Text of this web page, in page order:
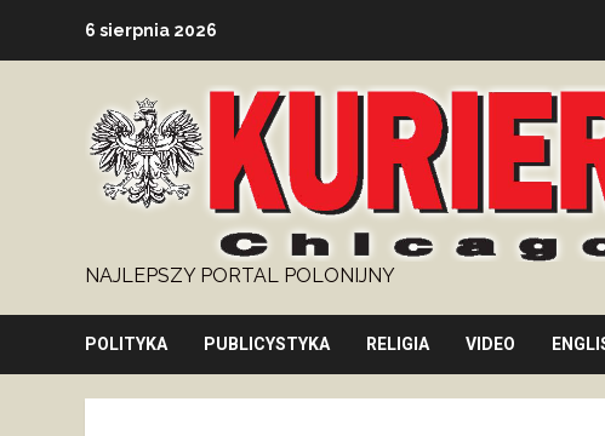
6 sierpnia 2026
NAJLEPSZY PORTAL POLONIJNY
POLITYKA PUBLICYSTYKA RELIGIA VIDEO